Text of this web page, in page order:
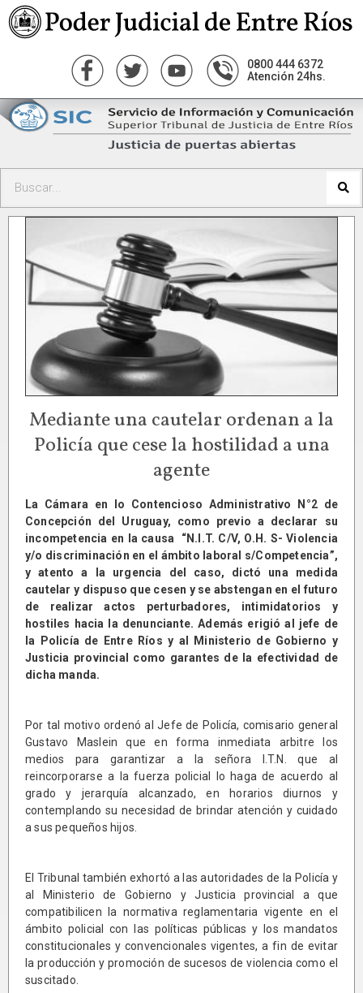
0800 444 6372
Atención 24hs.
Mediante una cautelar ordenan a la
Policía que cese la hostilidad a una
agente
La Cámara en lo Contencioso Administrativo N°2 de
Concepción del Uruguay, como previo a declarar su
incompetencia en la causa “N.I.T. C/V, O.H. S- Violencia
y/o discriminación en el ámbito laboral s/Competencia”,
y atento a la urgencia del caso, dictó una medida
cautelar y dispuso que cesen y se abstengan en el futuro
de realizar actos perturbadores, intimidatorios y
hostiles hacia la denunciante. Además erigió al jefe de
la Policía de Entre Ríos y al Ministerio de Gobierno y
Justicia provincial como garantes de la efectividad de
dicha manda.
Por tal motivo ordenó al Jefe de Policía, comisario general
Gustavo Maslein que en forma inmediata arbitre los
medios para garantizar a la señora I.T.N. que al
reincorporarse a la fuerza policial lo haga de acuerdo al
grado y jerarquía alcanzado, en horarios diurnos y
contemplando su necesidad de brindar atención y cuidado
a sus pequeños hijos.
El Tribunal también exhortó a las autoridades de la Policía y
al Ministerio de Gobierno y Justicia provincial a que
compatibilicen la normativa reglamentaria vigente en el
ámbito policial con las políticas públicas y los mandatos
constitucionales y convencionales vigentes, a fin de evitar
la producción y promoción de sucesos de violencia como el
suscitado.